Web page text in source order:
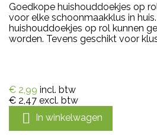
Goedkope huishouddoekjes op
voor elke schoonmaakklus in
huishouddoekjes op rol kunnen
worden. Tevens geschikt voor
€ 2,99 incl. btw
€ 2,47 excl. btw
 In winkelwagen